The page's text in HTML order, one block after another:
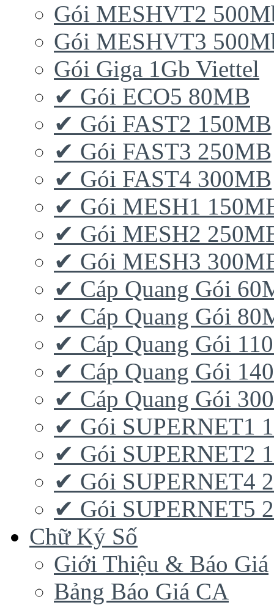
Gói MESHVT2
Gói MESHVT3
Gói Giga 1Gb Viettel
✔ Gói ECO5 80MB
✔ Gói FAST2 150MB
✔ Gói FAST3 250MB
✔ Gói FAST4 300MB
✔ Gói MESH1
✔ Gói MESH2
✔ Gói MESH3
✔ Cáp Quang Gói
✔ Cáp Quang Gói
✔ Cáp Quang Gói
✔ Cáp Quang Gói
✔ Cáp Quang Gói
✔ Gói SUPERNET1
✔ Gói SUPERNET2
✔ Gói SUPERNET4
✔ Gói SUPERNET5
Chữ Ký Số
Giới Thiệu & Báo Giá
Bảng Báo Giá CA